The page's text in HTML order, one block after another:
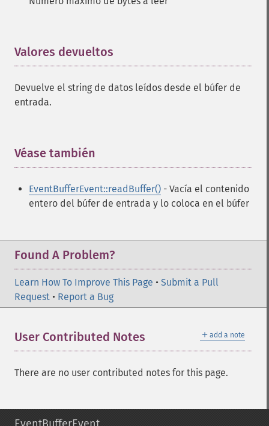
Valores devueltos
Devuelve el string de datos leídos desde el búfer de
entrada.
Véase también
EventBufferEvent::readBuffer() - Vacía el contenido
entero del búfer de entrada y lo coloca en el búfer
Found A Problem?
Learn How To Improve This Page • Submit a Pull
Request • Report a Bug
＋ add a note
User Contributed Notes
There are no user contributed notes for this page.